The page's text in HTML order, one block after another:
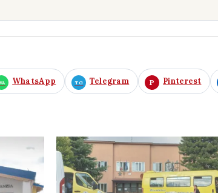
WhatsApp Telegram Pinterest